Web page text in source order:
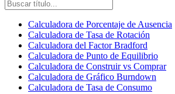
Calculadora de Porcentaje de Ausencia
Calculadora de Tasa de Rotación
Calculadora del Factor Bradford
Calculadora de Punto de Equilibrio
Calculadora de Construir vs Comprar
Calculadora de Gráfico Burndown
Calculadora de Tasa de Consumo